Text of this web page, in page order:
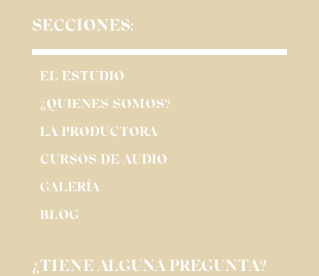
SECCIONES:
EL ESTUDIO
¿QUIENES SOMOS?
LA PRODUCTORA
CURSOS DE AUDIO
GALERÍA
BLOG
¿TIENE ALGUNA PREGUNTA?